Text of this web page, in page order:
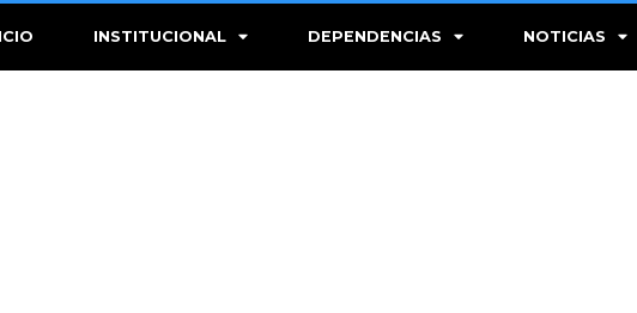
INSTITUCIONAL DEPENDENCIAS NOTICIAS